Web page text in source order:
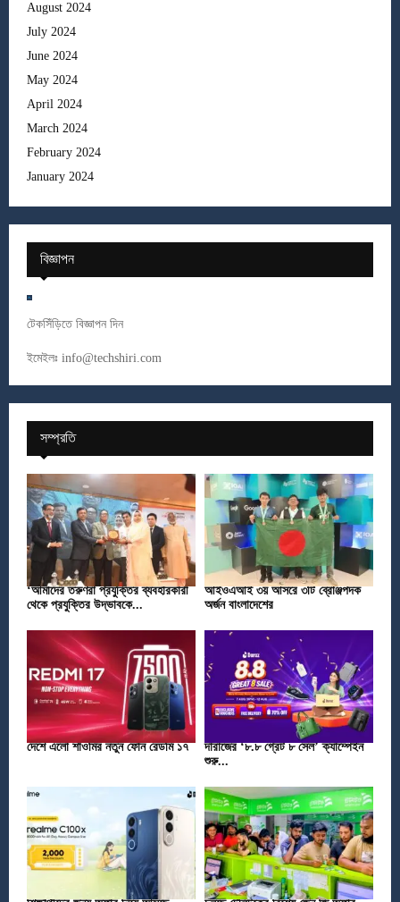
August 2024
July 2024
June 2024
May 2024
April 2024
March 2024
February 2024
January 2024
বিজ্ঞাপন
টেকসিঁড়িতে বিজ্ঞাপন দিন
ইমেইলঃ info@techshiri.com
সম্প্রতি
‘আমাদের তরুণরা প্রযুক্তির ব্যবহারকারী
থেকে প্রযুক্তির উদ্ভাবকে...
আইওএআই ৩য় আসরে ৩টি ব্রোঞ্জপদক
অর্জন বাংলাদেশের
দেশে এলো শাওমির নতুন ফোন রেডমি ১৭
দারাজের ‘৮.৮ গ্রেট ৮ সেল’ ক্যাম্পেইন
শুরু...